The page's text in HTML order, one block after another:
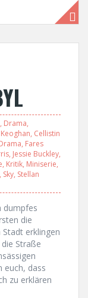
, Drama,
, Cellistin
, Fares
, Jessie Buckley,
, Kritik, Miniserie,
, Sky, Stellan
dumpfes
die
erklingen
Straße
euch, dass
zu erklären